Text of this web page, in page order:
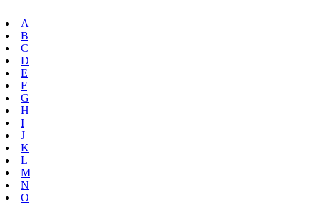
A
B
C
D
E
F
G
H
I
J
K
L
M
N
O